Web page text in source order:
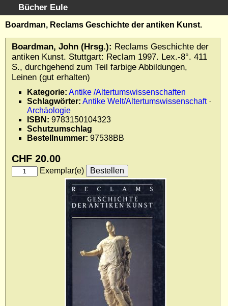
Bücher Eule
Schnellsuche:
Startseite
Erweiterte Suche
Kundenservice
Kontakt
Kategorien
Schlagwörter
Gesamtbestand
Kataloge
Allgemeine Geschäftsbedingungen
Widerruf
Newsletter kostenlos abonnieren
Boardman, Reclams Geschichte der antiken Kunst.
Boardman, John (Hrsg.): Reclams Geschichte der
antiken Kunst. Stuttgart: Reclam 1997. Lex.-8°. 411
S., durchgehend zum Teil farbige Abbildungen,
Leinen (gut erhalten)
Kategorie: Antike /Altertumswissenschaften
Schlagwörter: Antike Welt/Altertumswissenschaft·
Archäologie
ISBN: 9783150104323
Schutzumschlag
Bestellnummer: 97538BB
CHF 20.00
Exemplar(e)